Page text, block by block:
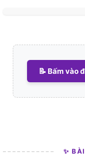
📝 Bấm vào
✨